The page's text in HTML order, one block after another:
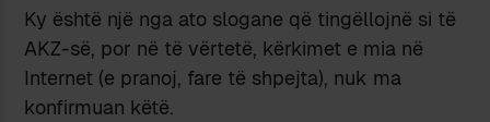
Ky është një nga ato slogane që tingëllojnë si të
AKZ-së, por në të vërtetë, kërkimet e mia në
Internet (e pranoj, fare të shpejta), nuk ma
konfirmuan këtë.